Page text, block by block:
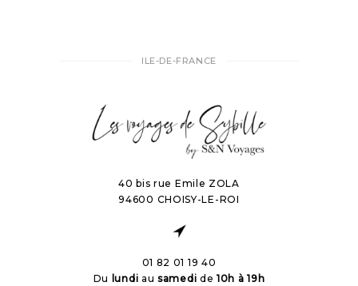
ILE-DE-FRANCE
40 bis rue Emile ZOLA
94600 CHOISY-LE-ROI
01 82 01 19 40
Du lundi ausamedi de10h à 19h